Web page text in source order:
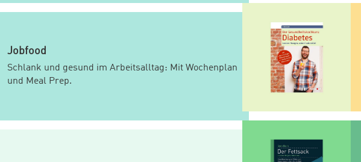
Jobfood
Schlank und gesund im Arbeitsalltag: Mit Wochenplan
und Meal Prep.